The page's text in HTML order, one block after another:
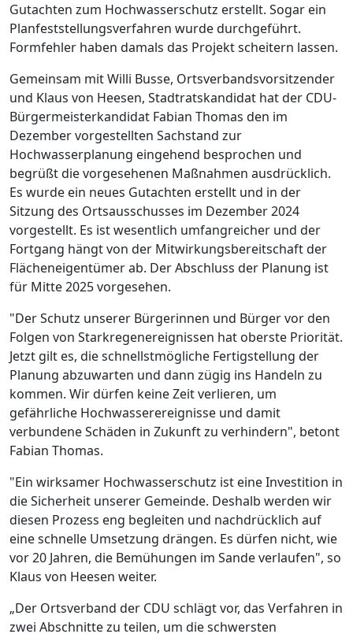
Gutachten zum Hochwasserschutz erstellt. Sogar ein
Planfeststellungsverfahren wurde durchgeführt.
Formfehler haben damals das Projekt scheitern lassen.
Gemeinsam mit Willi Busse, Ortsverbandsvorsitzender
und Klaus von Heesen, Stadtratskandidat hat der CDU-
Bürgermeisterkandidat Fabian Thomas den im
Dezember vorgestellten Sachstand zur
Hochwasserplanung eingehend besprochen und
begrüßt die vorgesehenen Maßnahmen ausdrücklich.
Es wurde ein neues Gutachten erstellt und in der
Sitzung des Ortsausschusses im Dezember 2024
vorgestellt. Es ist wesentlich umfangreicher und der
Fortgang hängt von der Mitwirkungsbereitschaft der
Flächeneigentümer ab. Der Abschluss der Planung ist
für Mitte 2025 vorgesehen.
"Der Schutz unserer Bürgerinnen und Bürger vor den
Folgen von Starkregenereignissen hat oberste Priorität.
Jetzt gilt es, die schnellstmögliche Fertigstellung der
Planung abzuwarten und dann zügig ins Handeln zu
kommen. Wir dürfen keine Zeit verlieren, um
gefährliche Hochwasserereignisse und damit
verbundene Schäden in Zukunft zu verhindern", betont
Fabian Thomas.
"Ein wirksamer Hochwasserschutz ist eine Investition in
die Sicherheit unserer Gemeinde. Deshalb werden wir
diesen Prozess eng begleiten und nachdrücklich auf
eine schnelle Umsetzung drängen. Es dürfen nicht, wie
vor 20 Jahren, die Bemühungen im Sande verlaufen", so
Klaus von Heesen weiter.
„Der Ortsverband der CDU schlägt vor, das Verfahren in
zwei Abschnitte zu teilen, um die schwersten